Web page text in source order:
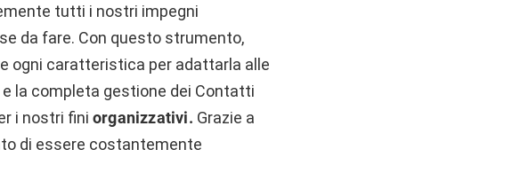
tutti i nostri impegni
da fare. Con questo strumento,
ogni caratteristica per adattarla alle
e la completa gestione dei Contatti
i nostri fini organizzativi. Grazie a
di essere costantemente